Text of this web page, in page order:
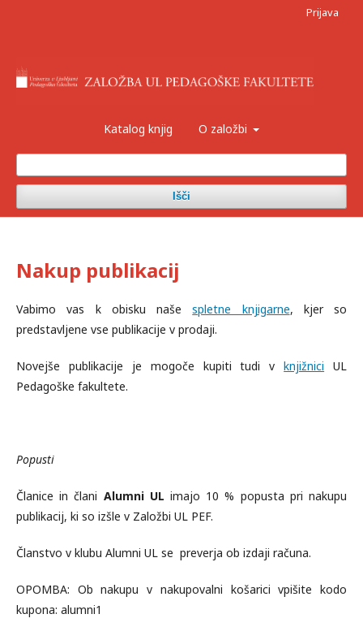
Katalog knjig O založbi
Išči
Prijava
Nakup publikacij
Vabimo vas k obisku našespletne knjigarne, kjer so
predstavljene vse publikacije v prodaji.
Novejše publikacije je mogoče kupiti tudi vknjižnici UL
Pedagoške fakultete.
Popusti
Članice in člani Alumni UL imajo 10 % popusta pri nakupu
publikacij, ki so izšle v Založbi UL PEF.
Članstvo v klubu Alumni UL se preverja ob izdaji računa.
OPOMBA: Ob nakupu v nakupovalni košarici vpišite kodo
kupona: alumni1